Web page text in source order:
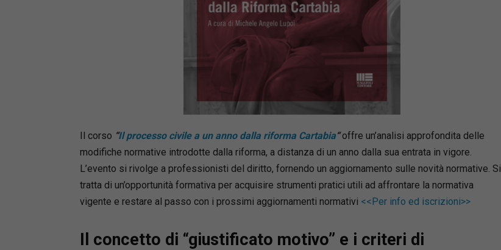
Il corso “Il processo civile a un anno dalla riforma Cartabia“offre un’analisi approfondita delle
modifiche normative introdotte dalla riforma, a distanza di un anno dalla sua entrata in vigore.
L’evento si rivolge a professionisti del diritto, fornendo un aggiornamento sulle novità normative. Si
tratta di un’opportunità formativa per acquisire strumenti pratici utili ad affrontare la normativa
vigente e restare al passo con i prossimi aggiornamenti normativi <<Per info ed iscrizioni>>
Il concetto di “giustificato motivo” e i criteri di